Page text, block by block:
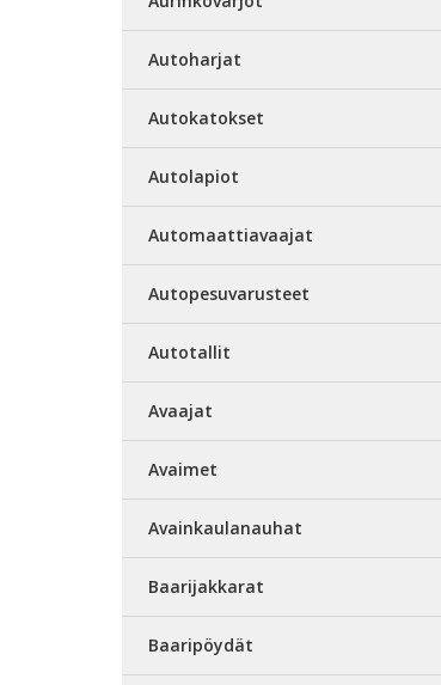
Autoharjat
Autokatokset
Autolapiot
Automaattiavaajat
Autopesuvarusteet
Autotallit
Avaajat
Avaimet
Avainkaulanauhat
Baarijakkarat
Baaripöydät